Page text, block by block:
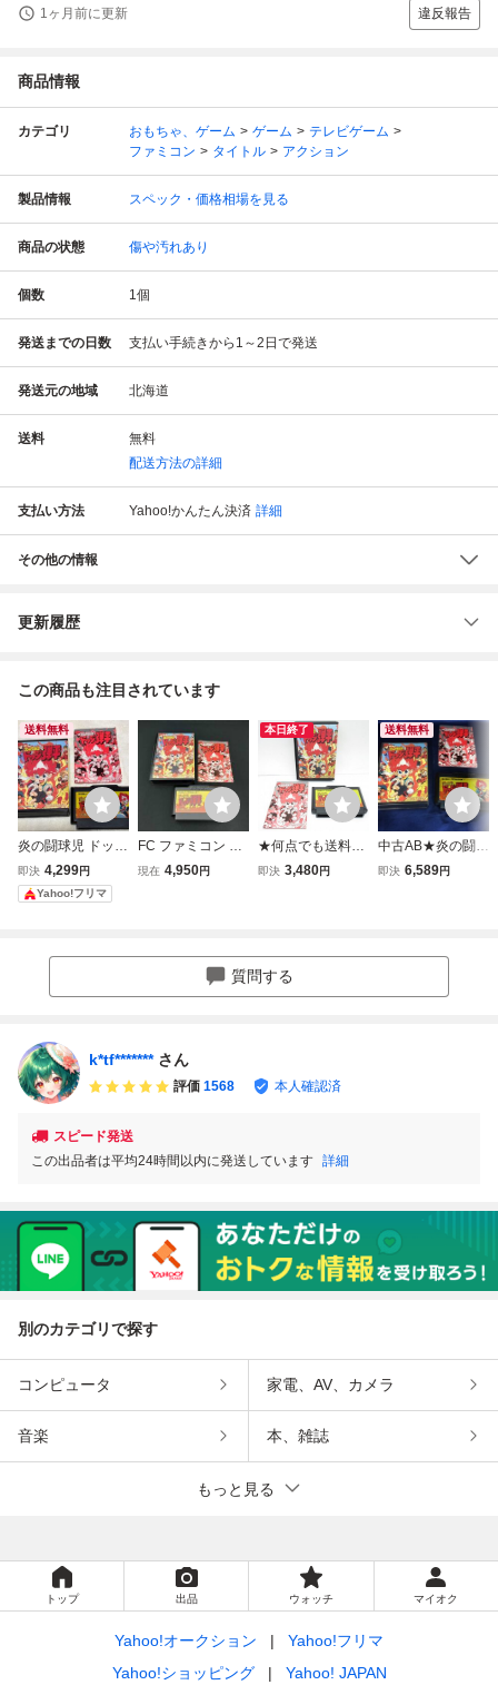
1ヶ月前に更新 違反報告
商品情報
カテゴリ おもちゃ、ゲーム ゲーム
テレビゲーム
ファミコン
タイトル アクション
製品情報 スペック・価格相場を見る
商品の状態 傷や汚れあり
個数 1個
発送までの日数 支払い手続きから1～2日で発送
発送元の地域 北海道
送料
無料
配送方法の詳細
支払い方法 Yahoo!かんたん決済 詳細
その他の情報
更新履歴
この商品も注目されています
送料無料
炎の闘球児 ドッジ
弾平 ファミコン F
C ソフト 箱 説明
書付き SUNSOFT
即決 4,299円
Yahoo!フリマ
FC ファミコン 炎
の闘球児ドッジ弾
現在 4,950円
本日終了
★何点でも送料２
３０円★ 炎の闘球
作確認済み
即決 3,480円
送料無料
中古AB★炎の闘球
児 ドッジ弾平★フ
即決 6,589円
質問する
k*tf******* さん
評価 1568 本人確認済
スピード発送
この出品者は平均24時間以内に発送しています 詳細
別のカテゴリで探す
コンピュータ 家電、AV、カメラ
音楽 本、雑誌
もっと見る
トップ 出品 ウォッチ マイオク
Yahoo!オークション
Yahoo!フリマ
Yahoo!ショッピング
Yahoo! JAPAN